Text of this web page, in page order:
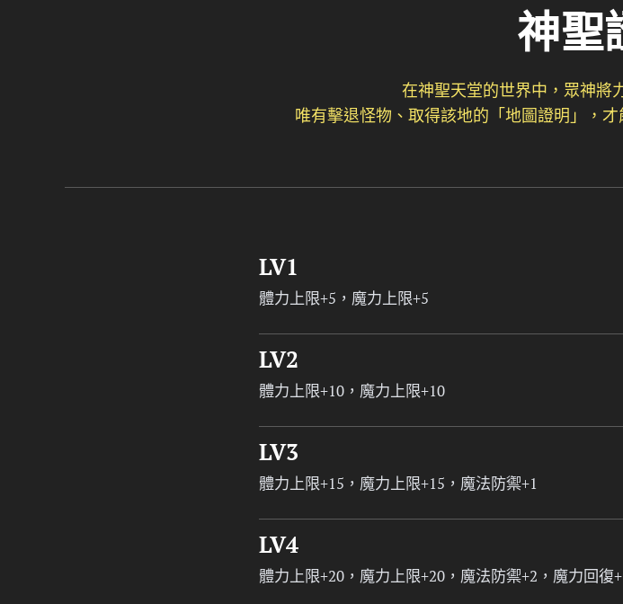
神聖
在神聖天堂的世界中，眾神將
唯有擊退怪物、取得該地的「地圖證明」，
LV1
體力上限+5，魔力上限+5
LV2
體力上限+10，魔力上限+10
LV3
體力上限+15，魔力上限+15，魔法防禦+1
LV4
體力上限+20，魔力上限+20，魔法防禦+2，魔力回復